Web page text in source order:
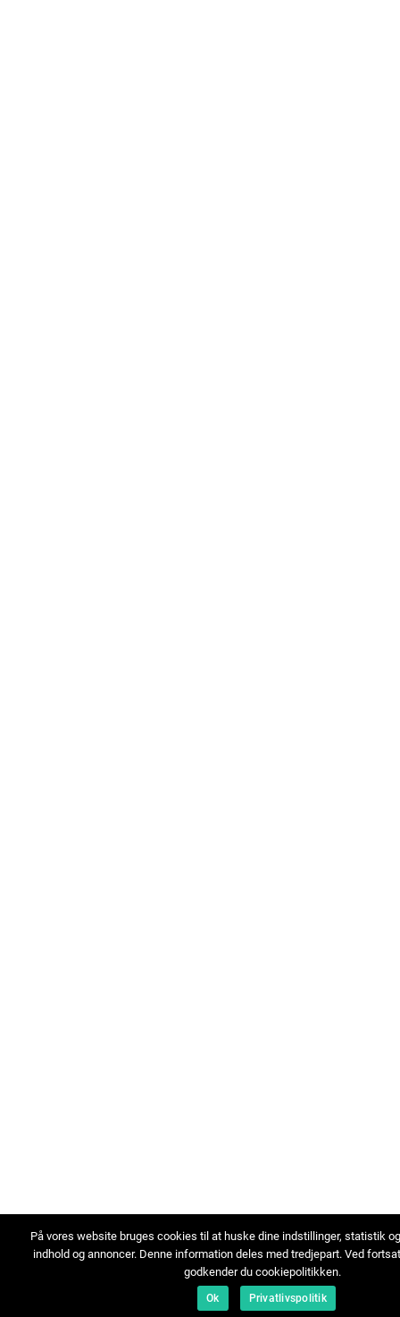
På vores website bruges cookies til at huske dine indstillinger, statistik
indhold og annoncer. Denne information deles med tredjepart. Ved
godkender du cookiepolitikken.
Ok Privatlivspolitik